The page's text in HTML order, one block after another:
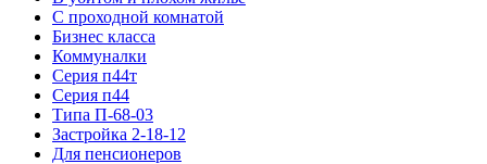
С проходной комнатой
Бизнес класса
Коммуналки
Серия п44т
Серия п44
Типа П-68-03
Застройка 2-18-12
Для пенсионеров